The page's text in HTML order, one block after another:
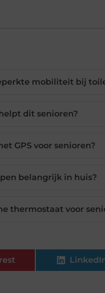
mobiliteit bij
dit senioren?
GPS voor senioren?
belangrijk in huis?
thermostaat voor